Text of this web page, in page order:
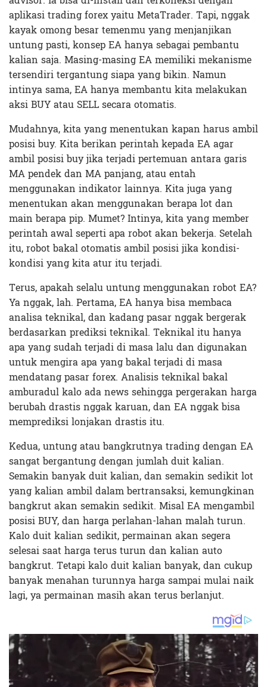
aplikasi trading forex yaitu MetaTrader. Tapi, nggak
kayak omong besar temenmu yang menjanjikan
untung pasti, konsep EA hanya sebagai pembantu
kalian saja. Masing-masing EA memiliki mekanisme
tersendiri tergantung siapa yang bikin. Namun
intinya sama, EA hanya membantu kita melakukan
aksi BUY atau SELL secara otomatis.
Mudahnya, kita yang menentukan kapan harus ambil
posisi buy. Kita berikan perintah kepada EA agar
ambil posisi buy jika terjadi pertemuan antara garis
MA pendek dan MA panjang, atau entah
menggunakan indikator lainnya. Kita juga yang
menentukan akan menggunakan berapa lot dan
main berapa pip. Mumet? Intinya, kita yang member
perintah awal seperti apa robot akan bekerja. Setelah
itu, robot bakal otomatis ambil posisi jika kondisi-
kondisi yang kita atur itu terjadi.
Terus, apakah selalu untung menggunakan robot EA?
Ya nggak, lah. Pertama, EA hanya bisa membaca
analisa teknikal, dan kadang pasar nggak bergerak
berdasarkan prediksi teknikal. Teknikal itu hanya
apa yang sudah terjadi di masa lalu dan digunakan
untuk mengira apa yang bakal terjadi di masa
mendatang pasar forex. Analisis teknikal bakal
amburadul kalo ada news sehingga pergerakan harga
berubah drastis nggak karuan, dan EA nggak bisa
memprediksi lonjakan drastis itu.
Kedua, untung atau bangkrutnya trading dengan EA
sangat bergantung dengan jumlah duit kalian.
Semakin banyak duit kalian, dan semakin sedikit lot
yang kalian ambil dalam bertransaksi, kemungkinan
bangkrut akan semakin sedikit. Misal EA mengambil
posisi BUY, dan harga perlahan-lahan malah turun.
Kalo duit kalian sedikit, permainan akan segera
selesai saat harga terus turun dan kalian auto
bangkrut. Tetapi kalo duit kalian banyak, dan cukup
banyak menahan turunnya harga sampai mulai naik
lagi, ya permainan masih akan terus berlanjut.